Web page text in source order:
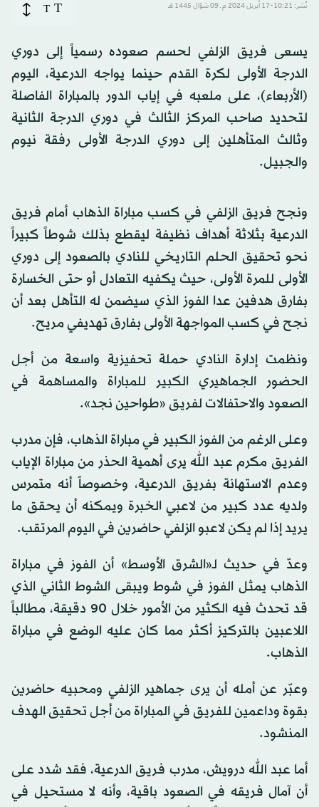
نُشر: 10:21-17 أبريل 2024 م ـ 09 شوّال 1445 هـ T
T
يسعى فريق الزلفي لحسم صعوده رسمياً إلى دوري
الدرجة الأولى لكرة القدم حينما يواجه الدرعية، اليوم
(الأربعاء)، على ملعبه في إياب الدور بالمباراة الفاصلة
لتحديد صاحب المركز الثالث في دوري الدرجة الثانية
وثالث المتأهلين إلى دوري الدرجة الأولى رفقة نيوم
والجبيل.
ونجح فريق الزلفي في كسب مباراة الذهاب أمام فريق
الدرعية بثلاثة أهداف نظيفة ليقطع بذلك شوطاً كبيراً
نحو تحقيق الحلم التاريخي للنادي بالصعود إلى دوري
الأولى للمرة الأولى، حيث يكفيه التعادل أو حتى الخسارة
بفارق هدفين عدا الفوز الذي سيضمن له التأهل بعد أن
نجح في كسب المواجهة الأولى بفارق تهديفي مريح.
ونظمت إدارة النادي حملة تحفيزية واسعة من أجل
الحضور الجماهيري الكبير للمباراة والمساهمة في
الصعود والاحتفالات لفريق «طواحين نجد».
وعلى الرغم من الفوز الكبير في مباراة الذهاب، فإن مدرب
الفريق مكرم عبد الله يرى أهمية الحذر من مباراة الإياب
وعدم الاستهانة بفريق الدرعية، وخصوصاً أنه متمرس
ولديه عدد كبير من لاعبي الخبرة ويمكنه أن يحقق ما
يريد إذا لم يكن لاعبو الزلفي حاضرين في اليوم المرتقب.
وعدّ في حديث لـ«الشرق الأوسط» أن الفوز في مباراة
الذهاب يمثل الفوز في شوط ويبقى الشوط الثاني الذي
قد تحدث فيه الكثير من الأمور خلال 90 دقيقة، مطالباً
اللاعبين بالتركيز أكثر مما كان عليه الوضع في مباراة
الذهاب.
وعبّر عن أمله أن يرى جماهير الزلفي ومحبيه حاضرين
بقوة وداعمين للفريق في المباراة من أجل تحقيق الهدف
المنشود.
أما عبد الله درويش، مدرب فريق الدرعية، فقد شدد على
أن آمال فريقه في الصعود باقية، وأنه لا مستحيل في